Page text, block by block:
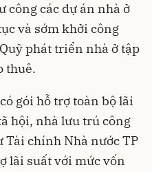
công các dự án nhà ở
và sớm khởi công
phát triển nhà ở tập
thuê.
gói hỗ trợ toàn bộ lãi
hội, nhà lưu trú công
Tài chính Nhà nước TP
lãi suất với mức vốn